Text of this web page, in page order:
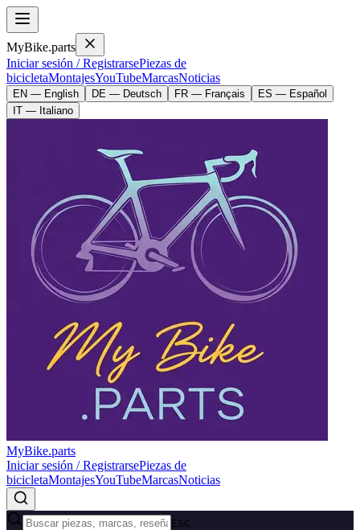
MyBike.parts
Iniciar sesión / RegistrarsePiezas de
bicicletaMontajesYouTubeMarcasNoticias
EN — English DE — Deutsch FR — Français
ES — Español
IT — Italiano
MyBike.parts
Iniciar sesión / RegistrarsePiezas de
bicicletaMontajesYouTubeMarcasNoticias
ESC